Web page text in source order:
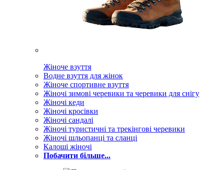
Жіноче взуття
Водне взуття для жінок
Жіноче спортивне взуття
Жіночі зимові черевики та черевики для снігу
Жіночі кеди
Жіночі кросівки
Жіночі сандалі
Жіночі туристичні та трекінгові черевики
Жіночі шльопанці та сланці
Калоші жіночі
Побачити більше...